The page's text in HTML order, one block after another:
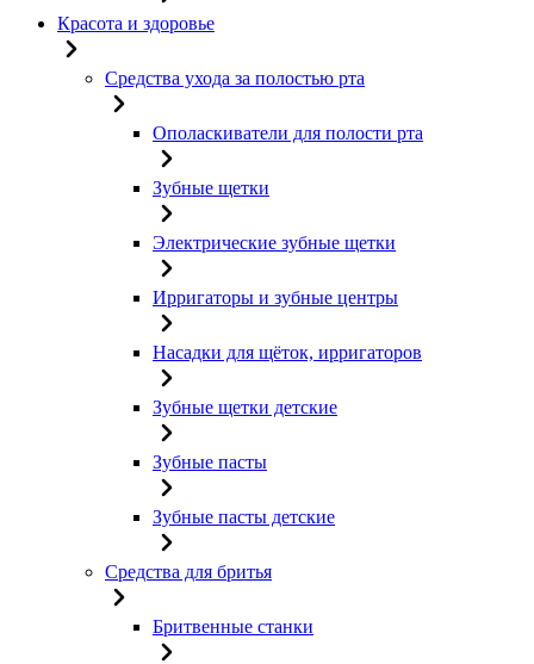
Красота и здоровье
Средства ухода за полостью рта
Ополаскиватели для полости рта
Зубные щетки
Электрические зубные щетки
Ирригаторы и зубные центры
Насадки для щёток, ирригаторов
Зубные щетки детские
Зубные пасты
Зубные пасты детские
Средства для бритья
Бритвенные станки